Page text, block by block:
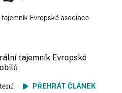
Evropské asociace
tajemník Evropské
PŘEHRÁT ČLÁNEK